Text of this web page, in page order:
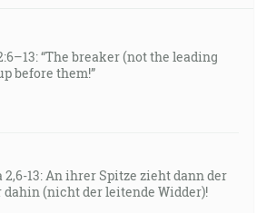
“The breaker (not the leading
before them!”
13: An ihrer Spitze zieht dann der
(nicht der leitende Widder)!